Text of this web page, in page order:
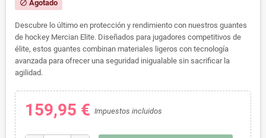
block Agotado
Descubre lo último en protección y rendimiento con nuestros guantes
de hockey Mercian Elite. Diseñados para jugadores competitivos de
élite, estos guantes combinan materiales ligeros con tecnología
avanzada para ofrecer una seguridad inigualable sin sacrificar la
agilidad.
159,95 € Impuestos incluidos